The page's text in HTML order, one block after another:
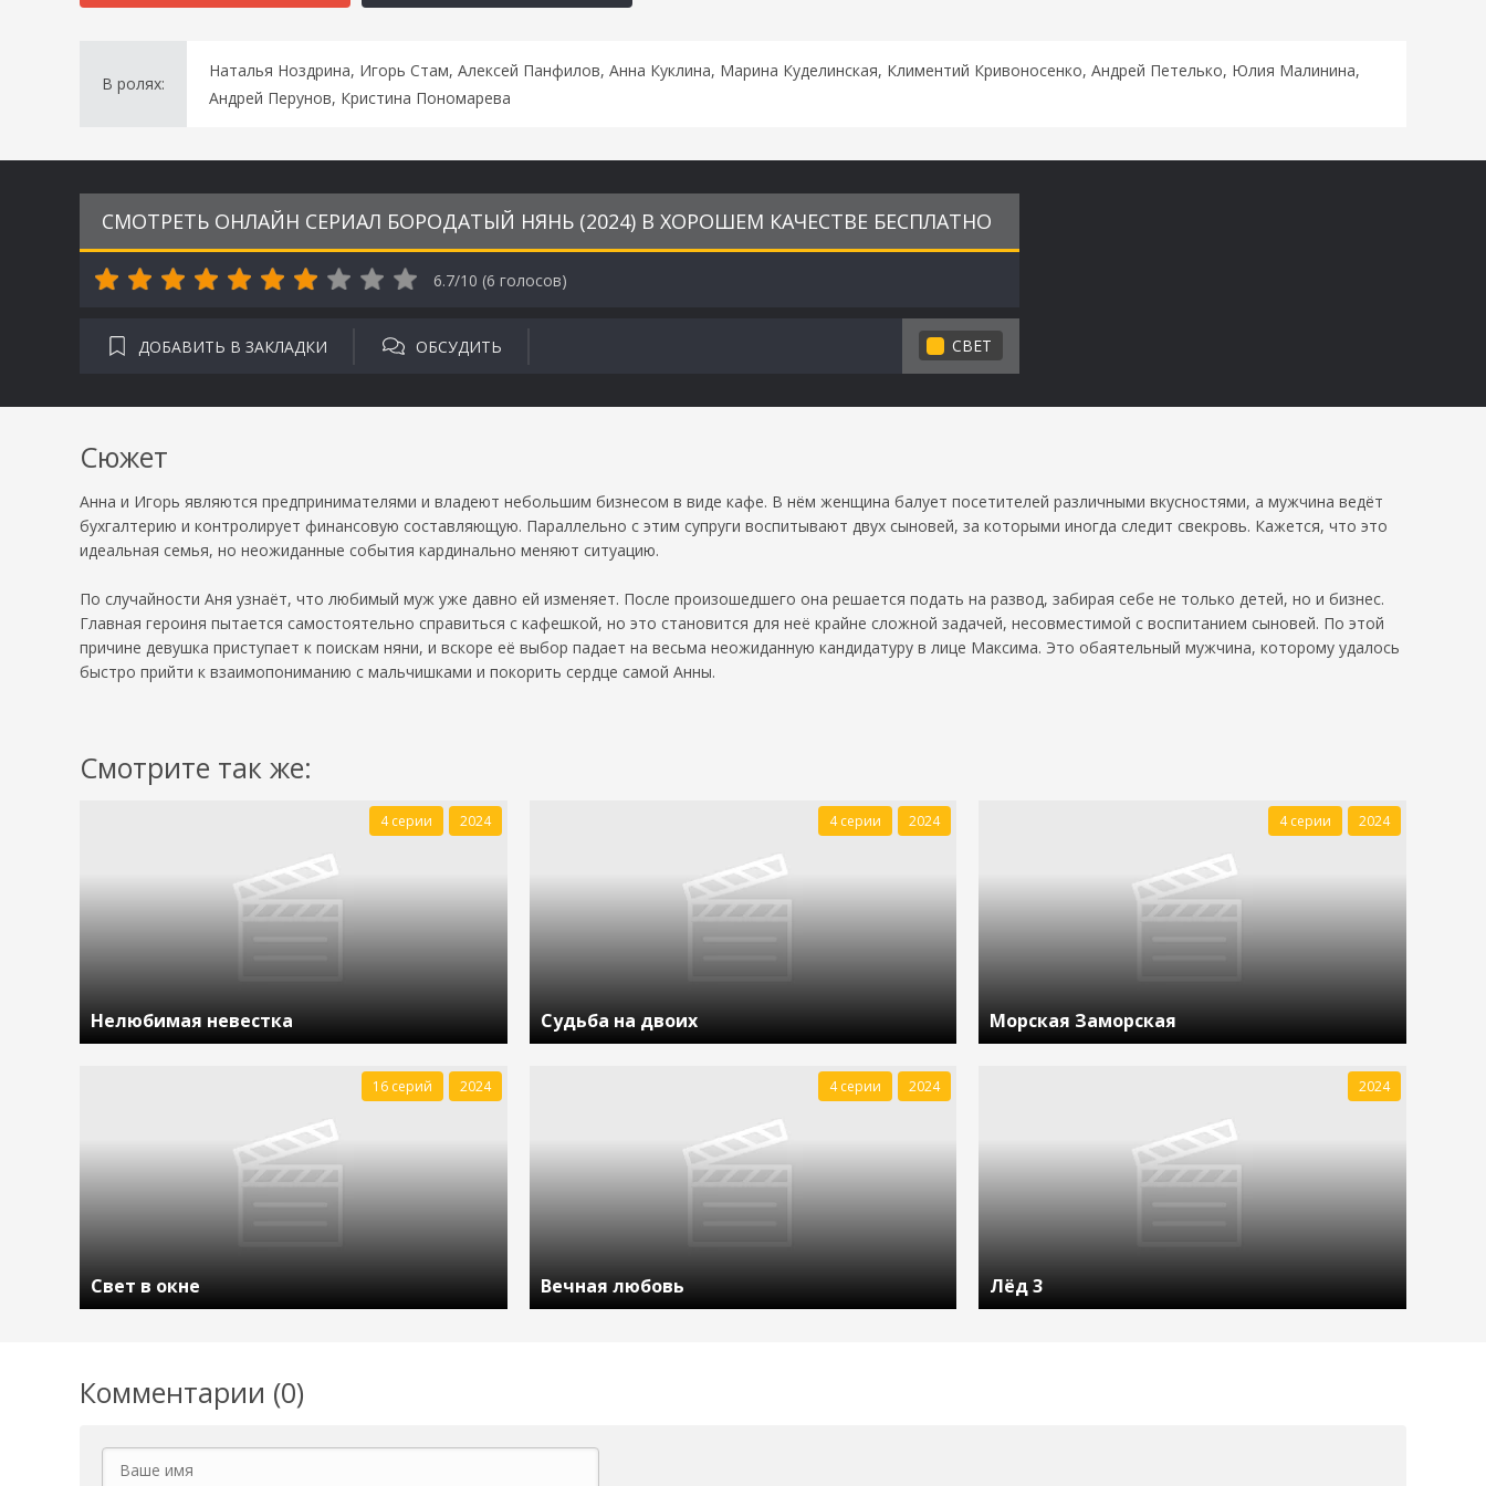
В ролях:
Наталья Ноздрина, Игорь Стам, Алексей Панфилов, Анна Куклина, Марина Куделинская, Климентий Кривоносенко, Андрей Петелько, Юлия Малинина,
Андрей Перунов, Кристина Пономарева
СМОТРЕТЬ ОНЛАЙН СЕРИАЛ БОРОДАТЫЙ НЯНЬ (2024) В ХОРОШЕМ КАЧЕСТВЕ БЕСПЛАТНО
6.7/10 (6 голосов)
ДОБАВИТЬ В ЗАКЛАДКИ ОБСУДИТЬ СВЕТ
Сюжет
Анна и Игорь являются предпринимателями и владеют небольшим бизнесом в виде кафе. В нём женщина балует посетителей различными вкусностями, а мужчина ведёт
бухгалтерию и контролирует финансовую составляющую. Параллельно с этим супруги воспитывают двух сыновей, за которыми иногда следит свекровь. Кажется, что это
идеальная семья, но неожиданные события кардинально меняют ситуацию.
По случайности Аня узнаёт, что любимый муж уже давно ей изменяет. После произошедшего она решается подать на развод, забирая себе не только детей, но и бизнес.
Главная героиня пытается самостоятельно справиться с кафешкой, но это становится для неё крайне сложной задачей, несовместимой с воспитанием сыновей. По этой
причине девушка приступает к поискам няни, и вскоре её выбор падает на весьма неожиданную кандидатуру в лице Максима. Это обаятельный мужчина, которому удалось
быстро прийти к взаимопониманию с мальчишками и покорить сердце самой Анны.
Смотрите так же:
Нелюбимая невестка
4 серии 2024
Судьба на двоих
4 серии 2024
Морская Заморская
4 серии 2024
Свет в окне
16 серий 2024
Вечная любовь
4 серии 2024
Лёд 3
2024
Комментарии (0)